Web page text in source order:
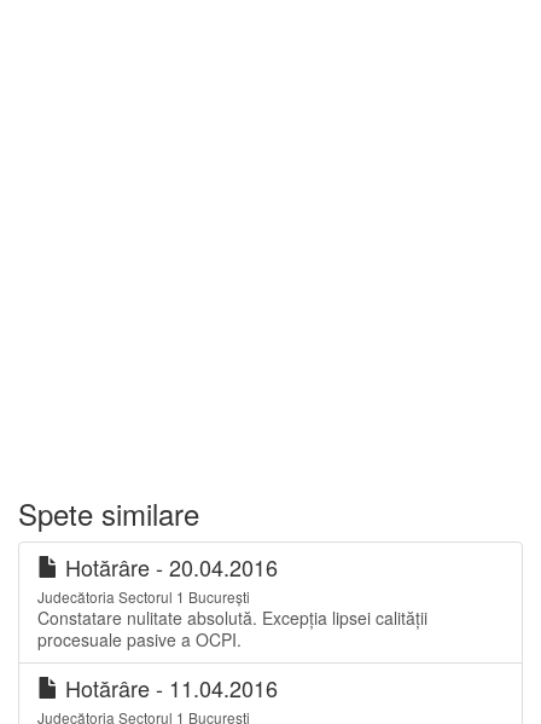
Spete similare
Hotărâre - 20.04.2016
Judecătoria Sectorul 1 București
Constatare nulitate absolută. Excepția lipsei calității
procesuale pasive a OCPI.
Hotărâre - 11.04.2016
Judecătoria Sectorul 1 București